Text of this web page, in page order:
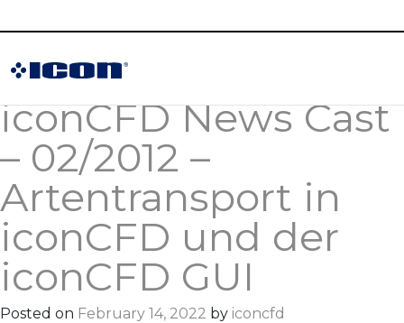
Month:February
2022
iconCFD News Cast
– 02/2012 –
Artentransport in
iconCFD und der
iconCFD GUI
Posted on February 14, 2022 by iconcfd